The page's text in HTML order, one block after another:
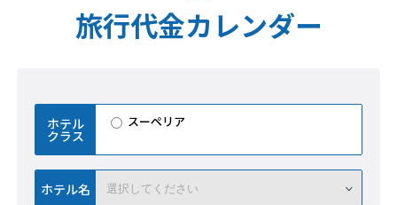
旅行代金カレンダー
ホテル
クラス
スーペリア
ホテル名